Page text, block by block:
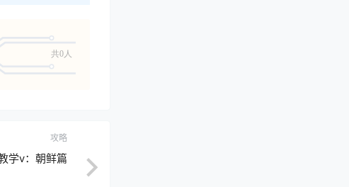
共0人
攻略
学ⅴ：朝鲜篇